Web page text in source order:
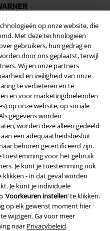
op onze website, die
Met deze technologieën
gebruikers, hun gedrag en
door ons geplaatst, terwijl
Wij en onze partners
en veiligheid van onze
te verbeteren en te
en voor marketingdoeleinden
op onze website, op sociale
gegevens worden
worden deze alleen gedeeld
een adequaatheidsbesluit
behoren gecertificeerd zijn.
toestemming voor het gebruik
Je kunt je toestemming ook
klikken - in dat geval worden
Je kunt je individuele
‘Voorkeuren instellen’ te klikken.
op elk gewenst moment hier
wijzigen. Ga voor meer
naar Privacybeleid.